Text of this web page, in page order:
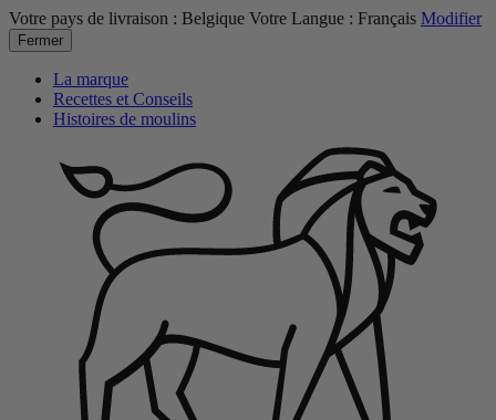
Votre pays de livraison : Belgique Votre Langue : Français Modifier
Fermer
La marque
Recettes et Conseils
Histoires de moulins